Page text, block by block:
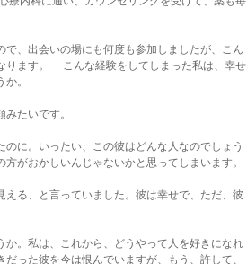
、出会いの場にも何度も参加しましたが、こん
ります。 こんな経験をしてしまった私は、幸せ
。
たいです。
に。いったい、この彼はどんな人なのでしょう
がおかしいんじゃないかと思ってしまいます。
る、と言っていました。彼は幸せで、ただ、彼
。私は、これから、どうやって人を好きになれ
った彼を今は恨んでいますが、もう、許して、